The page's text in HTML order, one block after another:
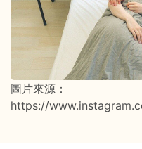
圖片來源：
https://